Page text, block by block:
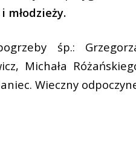
młodzieży.
śp.:
Michała
Wieczny